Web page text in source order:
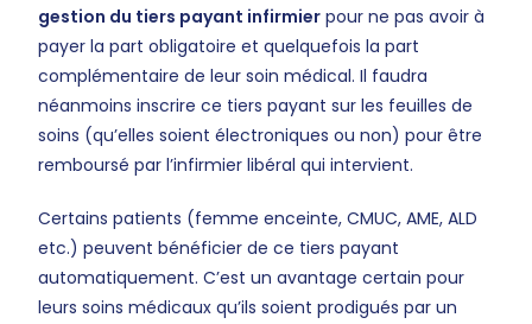
gestion du tiers payant infirmier pour ne pas avoir à
payer la part obligatoire et quelquefois la part
complémentaire de leur soin médical. Il faudra
néanmoins inscrire ce tiers payant sur les feuilles de
soins (qu’elles soient électroniques ou non) pour être
remboursé par l’infirmier libéral qui intervient.
Certains patients (femme enceinte, CMUC, AME, ALD
etc.) peuvent bénéficier de ce tiers payant
automatiquement. C’est un avantage certain pour
leurs soins médicaux qu’ils soient prodigués par un